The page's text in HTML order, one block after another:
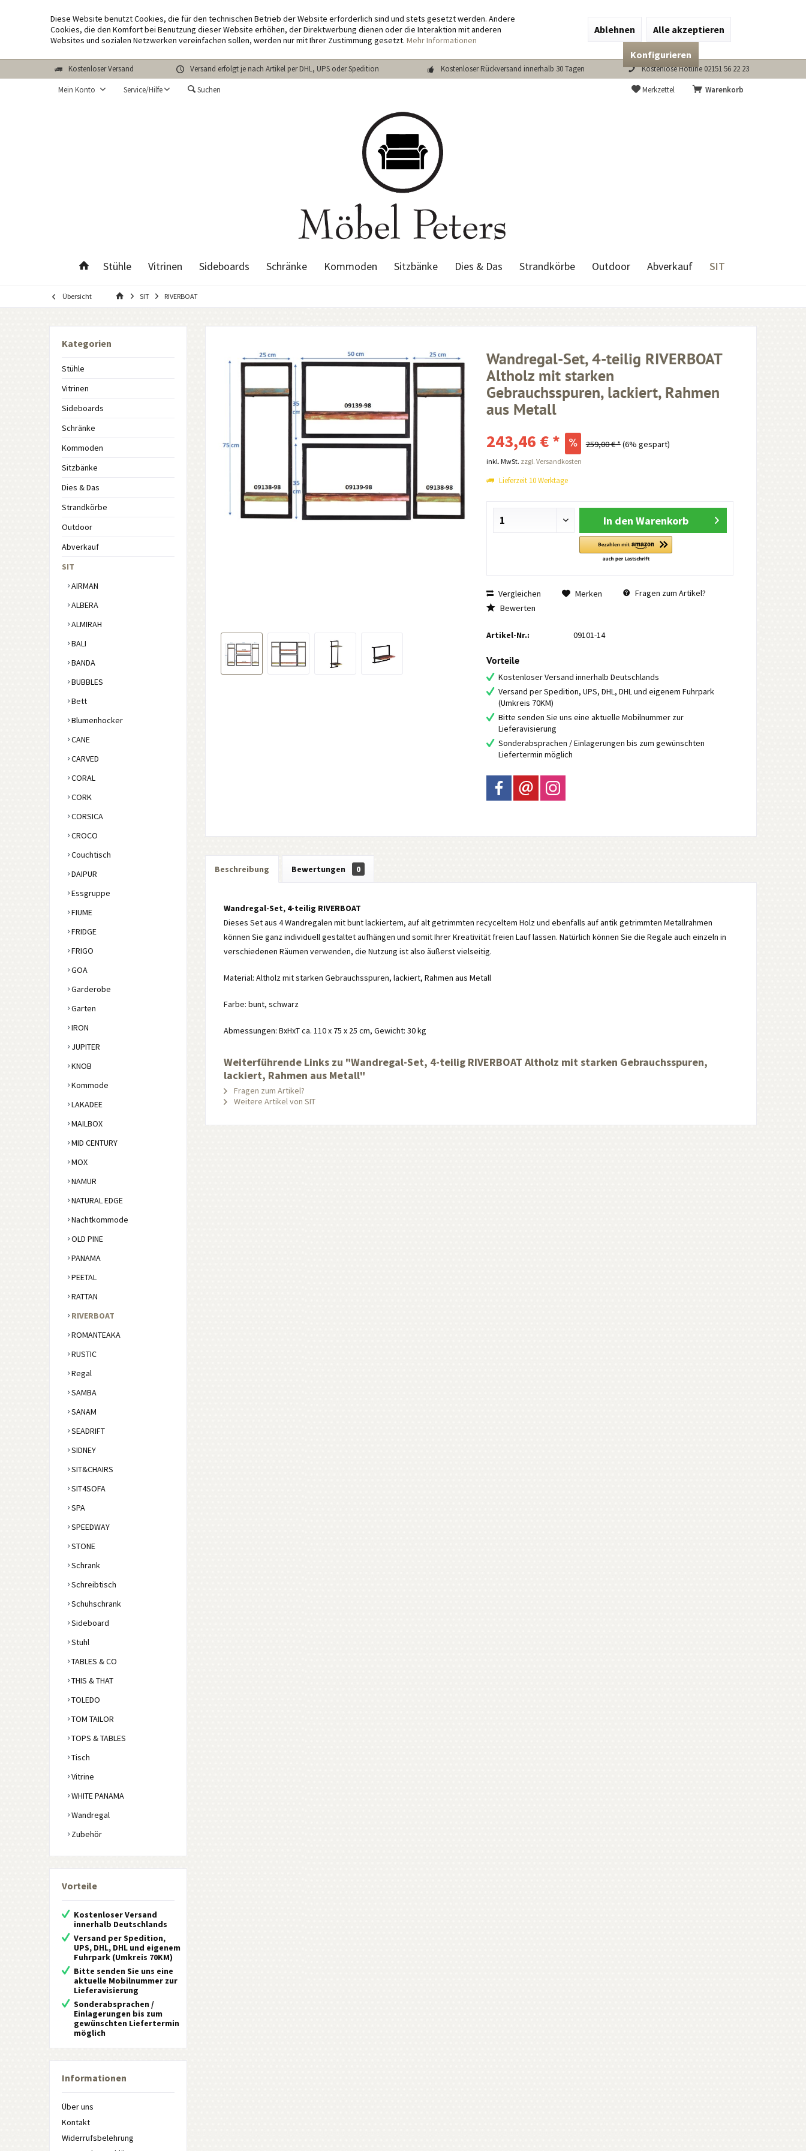
Diese Website benutzt Cookies, die für den technischen Betrieb der Website erforderlich sind und stets gesetzt werden. Andere
Cookies, die den Komfort bei Benutzung dieser Website erhöhen, der Direktwerbung dienen oder die Interaktion mit anderen
Websites und sozialen Netzwerken vereinfachen sollen, werden nur mit Ihrer Zustimmung gesetzt. Mehr Informationen
Ablehnen Alle akzeptieren
Konfigurieren
Kostenloser Versand Versand erfolgt je nach Artikel per DHL, UPS oder Spedition Kostenloser Rückversand innerhalb 30 Tagen Kostenlose Hotline 02151 56 22 23
Warenkorb
Merkzettel
Mein Konto Service/Hilfe Suchen
Stühle Vitrinen Sideboards Schränke Kommoden Sitzbänke Dies & Das Strandkörbe Outdoor Abverkauf SIT
Übersicht SIT RIVERBOAT
Kategorien
Stühle
Vitrinen
Sideboards
Schränke
Kommoden
Sitzbänke
Dies & Das
Strandkörbe
Outdoor
Abverkauf
SIT
AIRMAN
ALBERA
ALMIRAH
BALI
BANDA
BUBBLES
Bett
Blumenhocker
CANE
CARVED
CORAL
CORK
CORSICA
CROCO
Couchtisch
DAIPUR
Essgruppe
FIUME
FRIDGE
FRIGO
GOA
Garderobe
Garten
IRON
JUPITER
KNOB
Kommode
LAKADEE
MAILBOX
MID CENTURY
MOX
NAMUR
NATURAL EDGE
Nachtkommode
OLD PINE
PANAMA
PEETAL
RATTAN
RIVERBOAT
ROMANTEAKA
RUSTIC
Regal
SAMBA
SANAM
SEADRIFT
SIDNEY
SIT&CHAIRS
SIT4SOFA
SPA
SPEEDWAY
STONE
Schrank
Schreibtisch
Schuhschrank
Sideboard
Stuhl
TABLES & CO
THIS & THAT
TOLEDO
TOM TAILOR
TOPS & TABLES
Tisch
Vitrine
WHITE PANAMA
Wandregal
Zubehör
Vorteile
Kostenloser Versand
innerhalb Deutschlands
Versand per Spedition,
UPS, DHL, DHL und eigenem
Fuhrpark (Umkreis 70KM)
Bitte senden Sie uns eine
aktuelle Mobilnummer zur
Lieferavisierung
Sonderabsprachen /
Einlagerungen bis zum
gewünschten Liefertermin
möglich
Informationen
Über uns
Kontakt
Widerrufsbelehrung
Wandregal-Set, 4-teilig RIVERBOAT
Altholz mit starken
Gebrauchsspuren, lackiert, Rahmen
aus Metall
243,46 € * 259,00 € *(6% gespart)
inkl. MwSt. zzgl. Versandkosten
Lieferzeit 10 Werktage
In den Warenkorb
Vergleichen Merken
Fragen zum Artikel?
Bewerten
Artikel-Nr.: 09101-14
Vorteile
Kostenloser Versand innerhalb Deutschlands
Versand per Spedition, UPS, DHL, DHL und eigenem Fuhrpark
(Umkreis 70KM)
Bitte senden Sie uns eine aktuelle Mobilnummer zur
Lieferavisierung
Sonderabsprachen / Einlagerungen bis zum gewünschten
Liefertermin möglich
Beschreibung Bewertungen 0
Wandregal-Set, 4-teilig RIVERBOAT
Dieses Set aus 4 Wandregalen mit bunt lackiertem, auf alt getrimmten recyceltem Holz und ebenfalls auf antik getrimmten Metallrahmen
können Sie ganz individuell gestaltet aufhängen und somit Ihrer Kreativität freien Lauf lassen. Natürlich können Sie die Regale auch einzeln in
verschiedenen Räumen verwenden, die Nutzung ist also äußerst vielseitig.
Material: Altholz mit starken Gebrauchsspuren, lackiert, Rahmen aus Metall
Farbe: bunt, schwarz
Abmessungen: BxHxT ca. 110 x 75 x 25 cm, Gewicht: 30 kg
Weiterführende Links zu "Wandregal-Set, 4-teilig RIVERBOAT Altholz mit starken Gebrauchsspuren,
lackiert, Rahmen aus Metall"
Fragen zum Artikel?
Weitere Artikel von SIT